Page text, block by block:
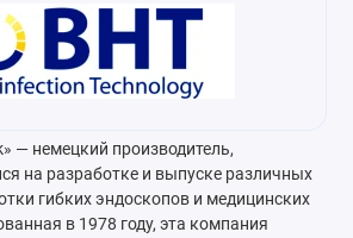
— немецкий производитель,
на разработке и выпуске различных
гибких эндоскопов и медицинских
в 1978 году, эта компания